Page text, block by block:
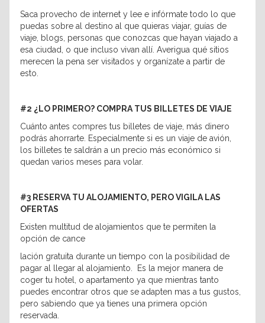
Saca provecho de internet y lee e infórmate todo lo que
puedas sobre al destino al que quieras viajar, guías de
viaje, blogs, personas que conozcas que hayan viajado a
esa ciudad, o que incluso vivan allí. Averigua qué sitios
merecen la pena ser visitados y organízate a partir de
esto.
#2 ¿LO PRIMERO? COMPRA TUS BILLETES DE VIAJE
Cuánto antes compres tus billetes de viaje, más dinero
podrás ahorrarte. Especialmente si es un viaje de avión,
los billetes te saldrán a un precio más económico si
quedan varios meses para volar.
#3 RESERVA TU ALOJAMIENTO, PERO VIGILA LAS
OFERTAS
Existen multitud de alojamientos que te permiten la
opción de cance
lación gratuita durante un tiempo con la posibilidad de
pagar al llegar al alojamiento. Es la mejor manera de
coger tu hotel, o apartamento ya que mientras tanto
puedes encontrar otros que se adapten mas a tus gustos,
pero sabiendo que ya tienes una primera opción
reservada.